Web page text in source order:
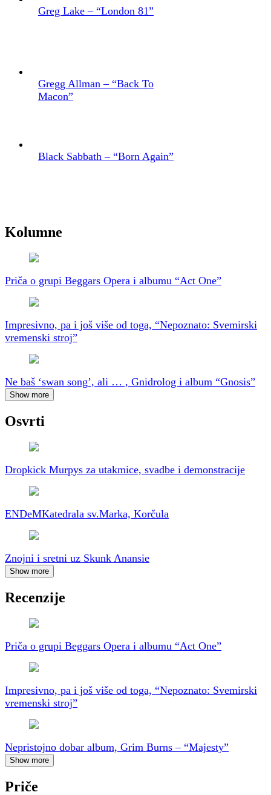
Greg Lake – “London 81”
Gregg Allman – “Back To
Macon”
Black Sabbath – “Born Again”
Kolumne
Priča o grupi Beggars Opera i albumu “Act One”
Impresivno, pa i još više od toga, “Nepoznato: Svemirski
vremenski stroj”
Ne baš ‘swan song’, ali … , Gnidrolog i album “Gnosis”
Show more
Osvrti
Dropkick Murpys za utakmice, svadbe i demonstracije
ENDeMKatedrala sv.Marka, Korčula
Znojni i sretni uz Skunk Anansie
Show more
Recenzije
Priča o grupi Beggars Opera i albumu “Act One”
Impresivno, pa i još više od toga, “Nepoznato: Svemirski
vremenski stroj”
Nepristojno dobar album, Grim Burns – “Majesty”
Show more
Priče